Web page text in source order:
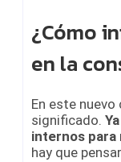
¿Cómo
en la
En este
significado.
internos para
hay que